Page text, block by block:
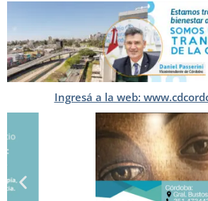
Ingresá a la web: